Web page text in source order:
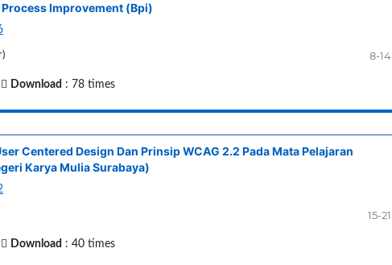
Improvement (Bpi)
8-14
Download : 78 times
Centered Design Dan Prinsip WCAG 2.2 Pada Mata Pelajaran
Karya Mulia Surabaya)
15-21
Download : 40 times